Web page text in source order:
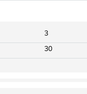
30
3